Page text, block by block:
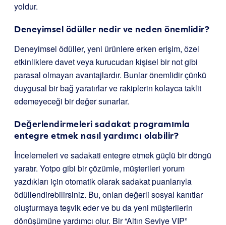
yoldur.
Deneyimsel ödüller nedir ve neden önemlidir?
Deneyimsel ödüller, yeni ürünlere erken erişim, özel
etkinliklere davet veya kurucudan kişisel bir not gibi
parasal olmayan avantajlardır. Bunlar önemlidir çünkü
duygusal bir bağ yaratırlar ve rakiplerin kolayca taklit
edemeyeceği bir değer sunarlar.
Değerlendirmeleri sadakat programımla
entegre etmek nasıl yardımcı olabilir?
İncelemeleri ve sadakati entegre etmek güçlü bir döngü
yaratır. Yotpo gibi bir çözümle, müşterileri yorum
yazdıkları için otomatik olarak sadakat puanlarıyla
ödüllendirebilirsiniz. Bu, onları değerli sosyal kanıtlar
oluşturmaya teşvik eder ve bu da yeni müşterilerin
dönüşümüne yardımcı olur. Bir “Altın Seviye VIP”